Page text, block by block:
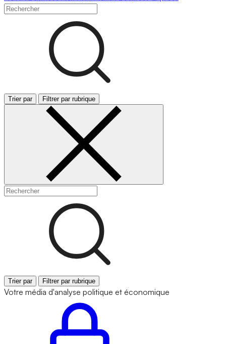
Trier par Filtrer par rubrique
Trier par Filtrer par rubrique
Votre média d'analyse politique et économique